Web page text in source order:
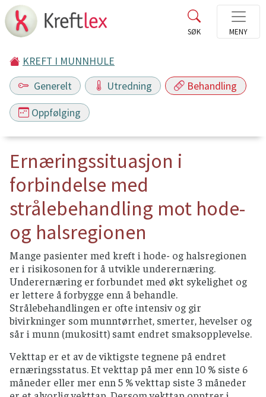
KREFT I MUNNHULE
Generelt
Utredning Behandling
Oppfølging
Ernæringssituasjon i
forbindelse med
strålebehandling mot hode-
og halsregionen
Mange pasienter med kreft i hode- og halsregionen
er i risikosonen for å utvikle underernæring.
Underernæring er forbundet med økt sykelighet og
er lettere å forbygge enn å behandle.
Strålebehandlingen er ofte intensiv og gir
bivirkninger som munntørrhet, smerter, hevelser og
sår i munn (mukositt) samt endret smaksopplevelse.
Vekttap er et av de viktigste tegnene på endret
ernæringsstatus. Et vekttap på mer enn 10 % siste 6
måneder eller mer enn 5 % vekttap siste 3 måneder